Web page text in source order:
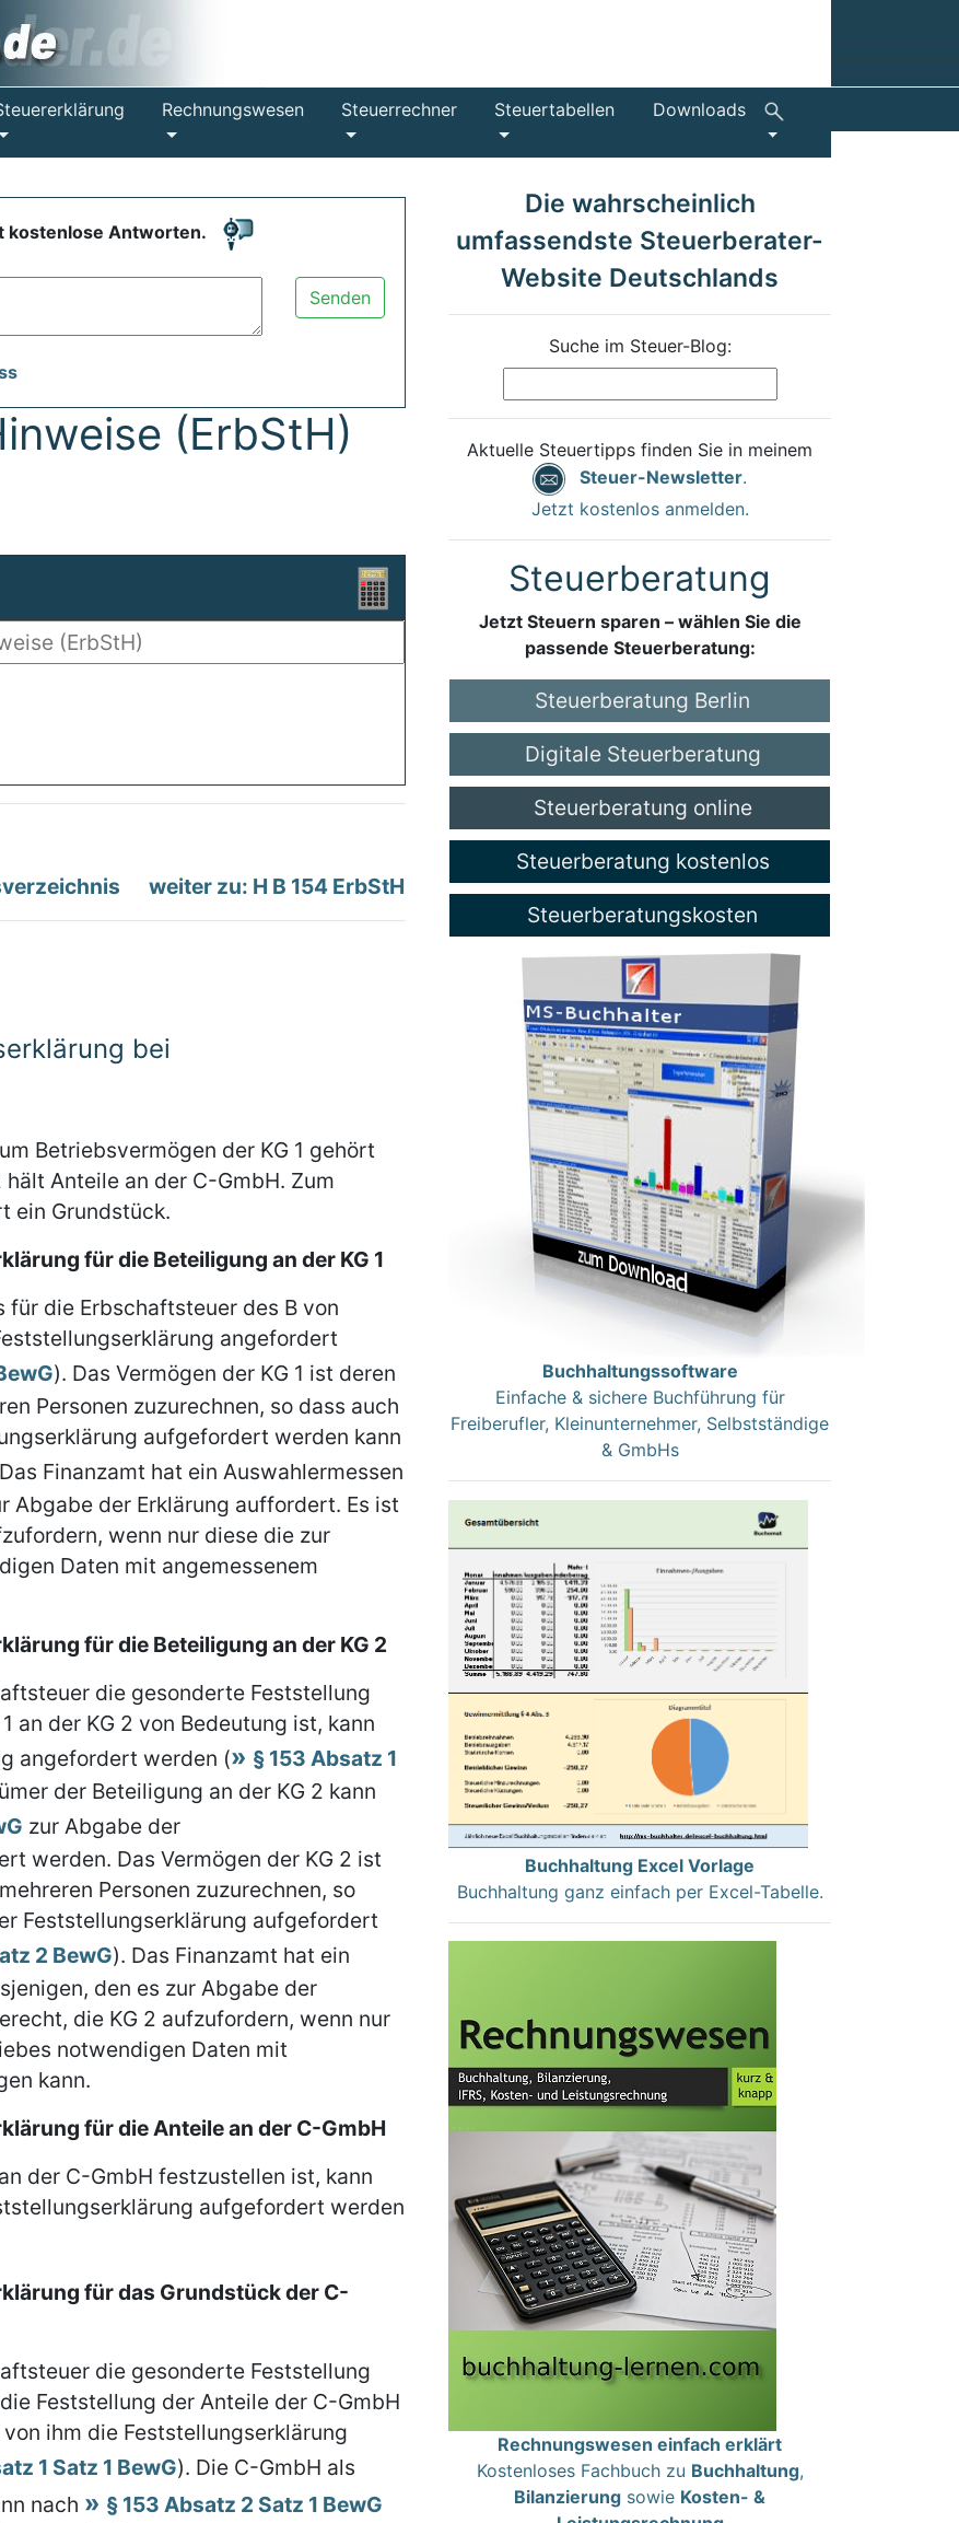
Rechnungswesen Steuerrechner Steuertabellen Downloads
kostenlose Antworten.
Senden
(ErbStH)
weiter zu: H B 154 ErbStH
bei
Betriebsvermögen der KG 1 gehört
Anteile an der C-GmbH. Zum
ein Grundstück.
für die Beteiligung an der KG 1
die Erbschaftsteuer des B von
angefordert
). Das Vermögen der KG 1 ist deren
Personen zuzurechnen, so dass auch
aufgefordert werden kann
Finanzamt hat ein Auswahlermessen
Abgabe der Erklärung auffordert. Es ist
wenn nur diese die zur
Daten mit angemessenem
für die Beteiligung an der KG 2
die gesonderte Feststellung
an der KG 2 von Bedeutung ist, kann
angefordert werden (
§ 153 Absatz 1
der Beteiligung an der KG 2 kann
zur Abgabe der
werden. Das Vermögen der KG 2 ist
Personen zuzurechnen, so
Feststellungserklärung aufgefordert
2 BewG). Das Finanzamt hat ein
den es zur Abgabe der
die KG 2 aufzufordern, wenn nur
notwendigen Daten mit
kann.
für die Anteile an der C-GmbH
der C-GmbH festzustellen ist, kann
aufgefordert werden
für das Grundstück der C-
die gesonderte Feststellung
Feststellung der Anteile der C-GmbH
ihm die Feststellungserklärung
1 Satz 1 BewG). Die C-GmbH als
nach
§ 153 Absatz 2 Satz 1 BewG
Die wahrscheinlich
umfassendste Steuerberater-
Website Deutschlands
Suche im Steuer-Blog:
Aktuelle Steuertipps finden Sie in meinem
Steuer-Newsletter.
Jetzt kostenlos anmelden.
Steuerberatung
Jetzt Steuern sparen – wählen Sie die
passende Steuerberatung:
Steuerberatung Berlin
Digitale Steuerberatung
Steuerberatung online
Steuerberatung kostenlos
Steuerberatungskosten
Buchhaltungssoftware
Einfache & sichere Buchführung für
Freiberufler, Kleinunternehmer, Selbstständige
& GmbHs
Buchhaltung Excel Vorlage
Buchhaltung ganz einfach per Excel-Tabelle.
Rechnungswesen einfach erklärt
Kostenloses Fachbuch zu Buchhaltung,
Bilanzierung sowie Kosten- &